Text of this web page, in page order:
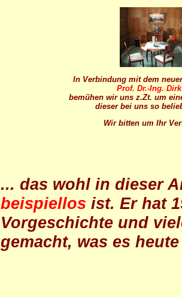
In Verbindung mit dem
Prof. Dr.-Ing.
bemühen wir uns z.Zt. um
dieser bei uns so
Wir bitten um Ihr
... das wohl in dieser
beispiellos ist. Er hat
Vorgeschichte und
gemacht, was es